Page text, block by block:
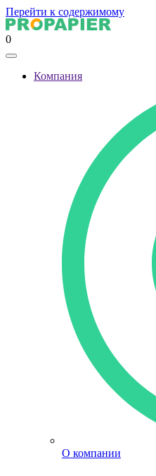
Перейти к содержимому
0
Компания
О компании